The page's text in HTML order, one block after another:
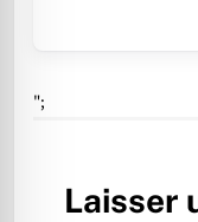
";
Laisser